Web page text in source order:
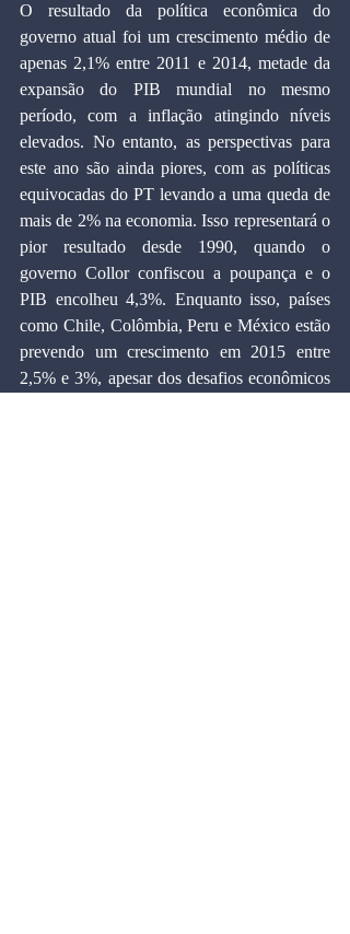
O resultado da política econômica do
governo atual foi um crescimento médio de
apenas 2,1% entre 2011 e 2014, metade da
expansão do PIB mundial no mesmo
período, com a inflação atingindo níveis
elevados. No entanto, as perspectivas para
este ano são ainda piores, com as políticas
equivocadas do PT levando a uma queda de
mais de 2% na economia. Isso representará o
pior resultado desde 1990, quando o
governo Collor confiscou a poupança e o
PIB encolheu 4,3%. Enquanto isso, países
como Chile, Colômbia, Peru e México estão
prevendo um crescimento em 2015 entre
2,5% e 3%, apesar dos desafios econômicos